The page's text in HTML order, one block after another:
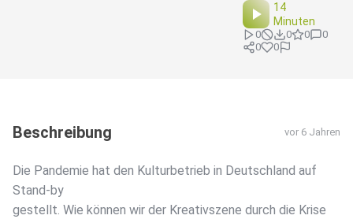
14
Minuten
0 0 0
0
0
0
Beschreibung vor 6 Jahren
Die Pandemie hat den Kulturbetrieb in Deutschland auf
Stand-by
gestellt. Wie können wir der Kreativszene durch die Krise